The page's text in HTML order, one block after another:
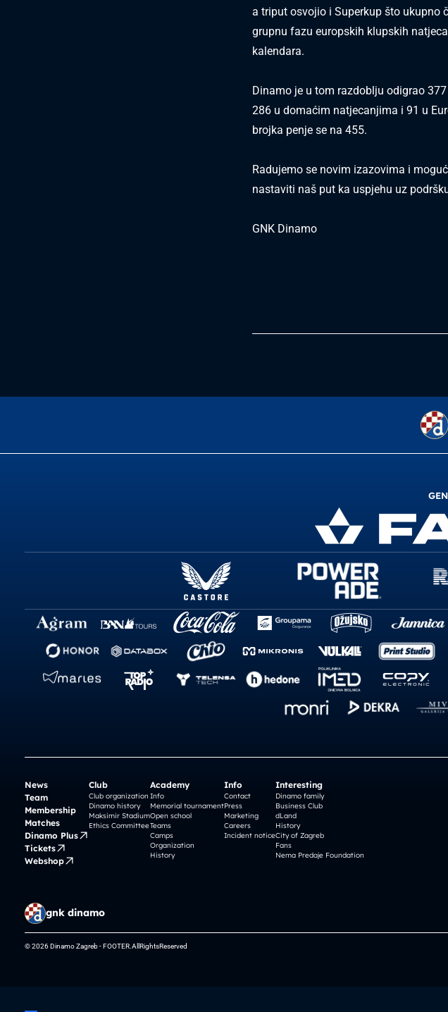
a triput osvojio i Superkup što ukupno
grupnu fazu europskih klupskih
kalendara.
Dinamo je u tom razdoblju odigrao
286 u domaćim natjecanjima i 91 u
brojka penje se na 455.
Radujemo se novim izazovima i
nastaviti naš put ka uspjehu uz
GNK Dinamo
News
Team
Membership
Matches
Dinamo Plus
Tickets
Webshop
Club
Club organization
Dinamo history
Maksimir Stadium
Ethics Committee
Academy
Info
Memorial tournament
Open school
Teams
Camps
Organization
History
Info
Contact
Press
Marketing
Careers
Incident notice
Interesting
Dinamo family
Business Club
dLand
History
City of Zagreb
Fans
Nema Predaje Foundation
gnk dinamo
© 2026 Dinamo Zagreb - FOOTER.AllRightsReserved